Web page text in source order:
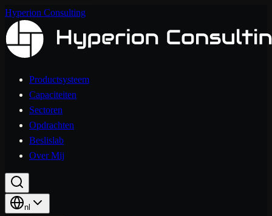
Hyperion Consulting
Productsysteem
Capaciteiten
Sectoren
Opdrachten
Beslislab
Over Mij
nl